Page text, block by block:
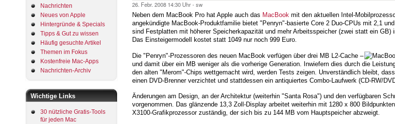
Nachrichten
Neues von Apple
Hintergründe & Specials
Tipps & Gut zu wissen
Häufig gesuchte Artikel
Themen im Fokus
Kostenfreie Mac-Apps
Nachrichten-Archiv
Wichtige Links
30 nützliche Gratis-Tools
für jeden Mac
26. Febr. 2008 14:30 Uhr - sw
Neben dem MacBook Pro hat Apple auch das MacBook mit den aktuellen Intel-
angekündigte MacBook-Produktfamilie bietet "Penryn"-basierte Core 2 Duo-CPUs mit 2,1
sind Festplatten mit höherer Speicherkapazität und mehr Arbeitsspeicher (zwei statt ein GB)
Das Einsteigermodell kostet statt 1049 nur noch 999 Euro.
Die "Penryn"-Prozessoren des neuen MacBook verfügen über drei MB L2-Cache –
und damit über ein MB weniger als die vorherige Generation. Inwiefern dies durch die
den alten "Merom"-Chips wettgemacht wird, werden Tests zeigen. Unverständlich bleibt,
einen DVD-Brenner verzichtet und stattdessen ein antiquiertes Combo-Laufwerk (CD-RW/
Änderungen am Design, an der Architektur (weiterhin "Santa Rosa") und den verfügbaren
vorgenommen. Das glänzende 13,3 Zoll-Display arbeitet weiterhin mit 1280 x 800
X3100-Grafikprozessor zuständig, der sich bis zu 144 MB vom Hauptspeicher abzweigt.